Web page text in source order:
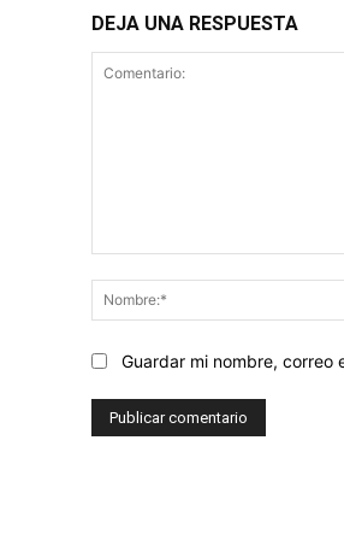
DEJA UNA RESPUESTA
Guardar mi nombre, correo